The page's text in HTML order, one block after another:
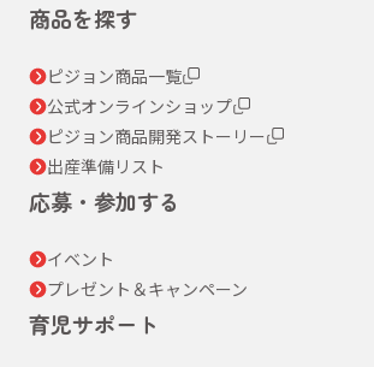
商品を探す
ピジョン商品一覧
公式オンラインショップ
ピジョン商品開発ストーリー
出産準備リスト
応募・参加する
イベント
プレゼント＆キャンペーン
育児サポート